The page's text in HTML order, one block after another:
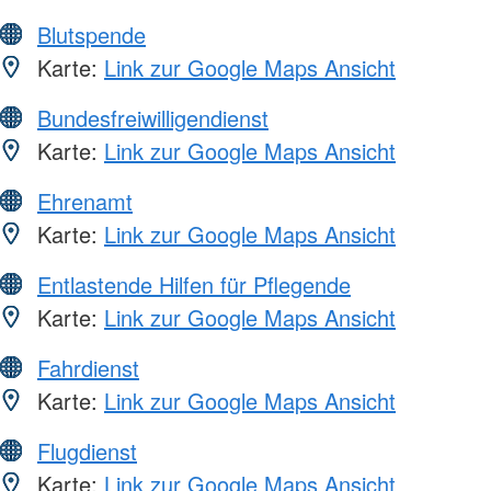
Blutspende
Karte: Link zur Google Maps Ansicht
Bundesfreiwilligendienst
Karte: Link zur Google Maps Ansicht
Ehrenamt
Karte: Link zur Google Maps Ansicht
Entlastende Hilfen für Pflegende
Karte: Link zur Google Maps Ansicht
Fahrdienst
Karte: Link zur Google Maps Ansicht
Flugdienst
Karte: Link zur Google Maps Ansicht